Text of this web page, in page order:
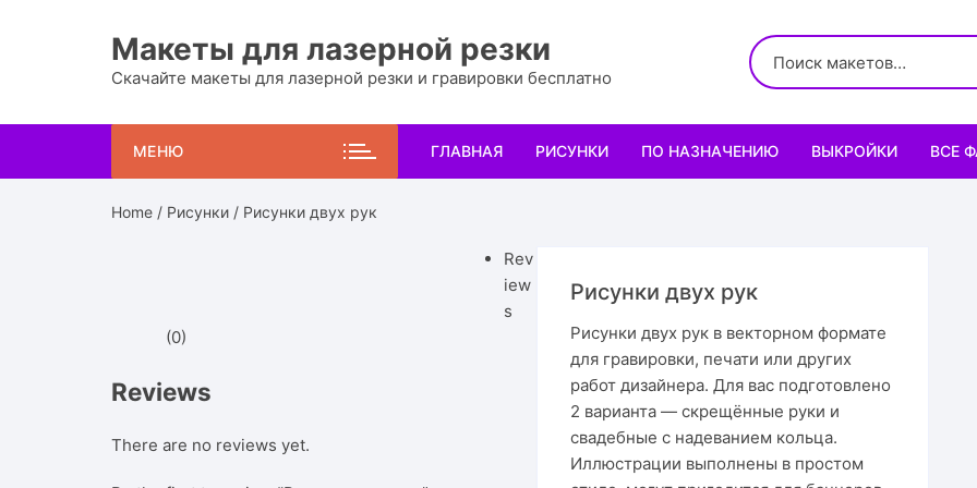
Макеты для лазерной резки
Скачайте макеты для лазерной резки и гравировки бесплатно
МЕНЮ ГЛАВНАЯ РИСУНКИ
Орнаменты
Леттеринги
Рисованные рамки
Мандала
ПО НАЗНАЧЕНИЮ
Для праздника
Для животных и птиц
Подставки
Украшение и интерьер
ВЫКРОЙКИ
Выкройки головных
Выкройки обуви
ВСЕ
Home / Рисунки / Рисунки двух рук
Рисунки двух рук
Рисунки двух рук в векторном формате
для гравировки, печати или других
работ дизайнера. Для вас подготовлено
2 варианта — скрещённые руки и
свадебные с надеванием кольца.
Иллюстрации выполнены в простом
Rev
iew
s
(0)
Reviews
There are no reviews yet.